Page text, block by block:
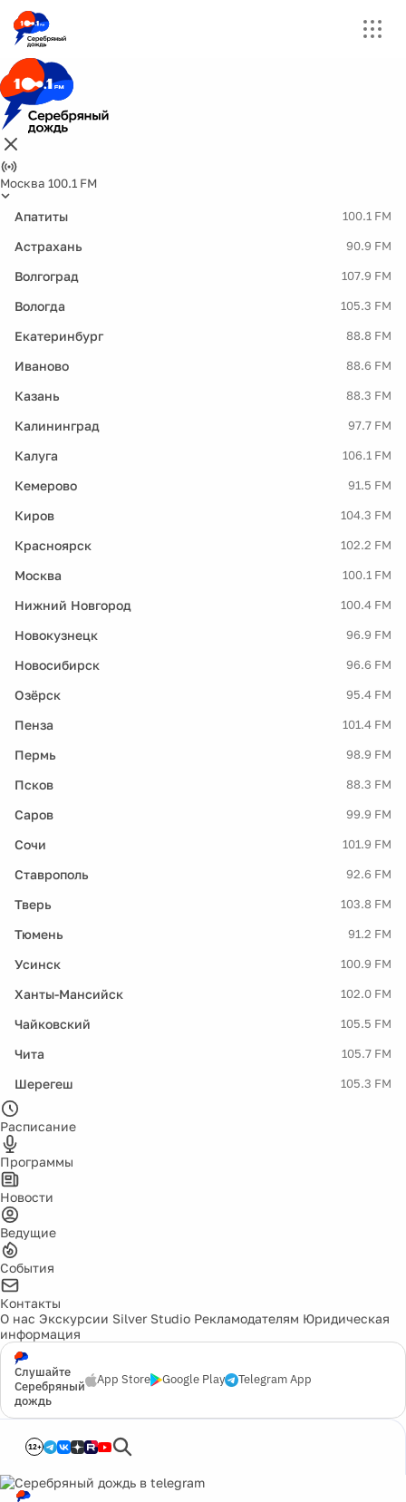
Москва 100.1 FM
Апатиты 100.1 FM
Астрахань 90.9 FM
Волгоград 107.9 FM
Вологда 105.3 FM
Екатеринбург 88.8 FM
Иваново 88.6 FM
Казань 88.3 FM
Калининград 97.7 FM
Калуга 106.1 FM
Кемерово 91.5 FM
Киров 104.3 FM
Красноярск 102.2 FM
Москва 100.1 FM
Нижний Новгород 100.4 FM
Новокузнецк 96.9 FM
Новосибирск 96.6 FM
Озёрск 95.4 FM
Пенза 101.4 FM
Пермь 98.9 FM
Псков 88.3 FM
Саров 99.9 FM
Сочи 101.9 FM
Ставрополь 92.6 FM
Тверь 103.8 FM
Тюмень 91.2 FM
Усинск 100.9 FM
Ханты-Мансийск 102.0 FM
Чайковский 105.5 FM
Чита 105.7 FM
Шерегеш 105.3 FM
Расписание
Программы
Новости
Ведущие
События
Контакты
О нас Экскурсии Silver Studio Рекламодателям Юридическая
информация
Слушайте
Серебряный
дождь
App Store Google Play Telegram App
12+